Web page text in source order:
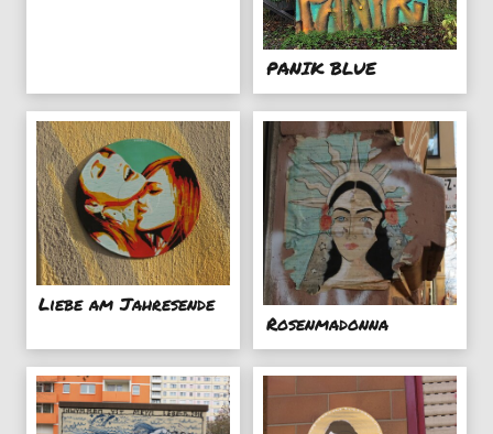
PANIK BLUE
Liebe am Jahresende
Rosenmadonna